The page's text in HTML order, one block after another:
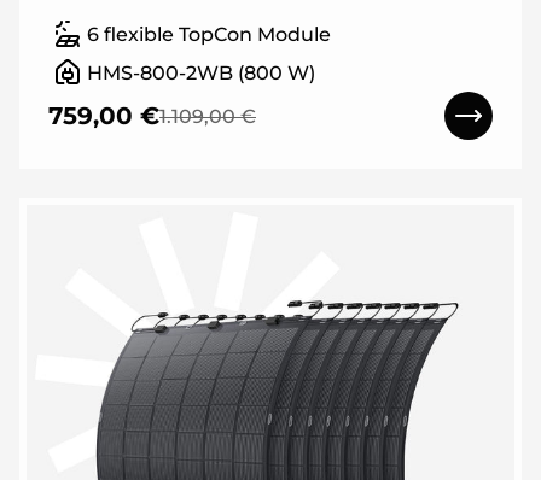
6 flexible TopCon Module
HMS-800-2WB (800 W)
759,00 €1.109,00 €